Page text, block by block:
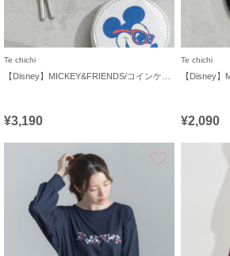
Te chichi
¥3,190
Te chichi
¥2,090